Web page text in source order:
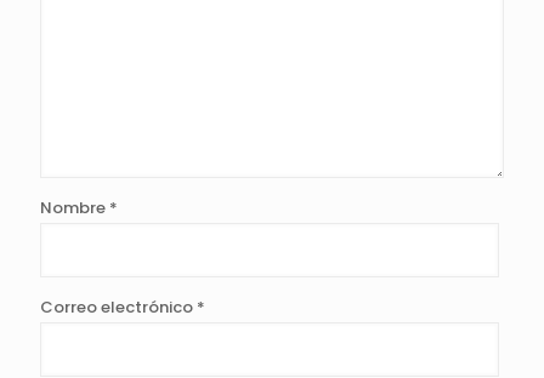
Nombre *
Correo electrónico *